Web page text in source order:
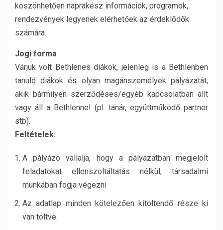
köszönhetően naprakész információk, programok,
rendezvények legyenek elérhetőek az érdeklődők
számára.
Jogi forma
Várjuk volt Bethlenes diákok, jelenleg is a Bethlenben
tanuló diákok és olyan magánszemélyek pályázatát,
akik bármilyen szerződéses/egyéb kapcsolatban állt
vagy áll a Bethlennel (pl. tanár, együttműködő partner
stb).
Feltételek:
A pályázó vállalja, hogy a pályázatban megjelölt
feladatokat ellenszoltáltatás nélkül, társadalmi
munkában fogja végezni
Az adatlap minden kötelezően kitöltendő része ki
van töltve.